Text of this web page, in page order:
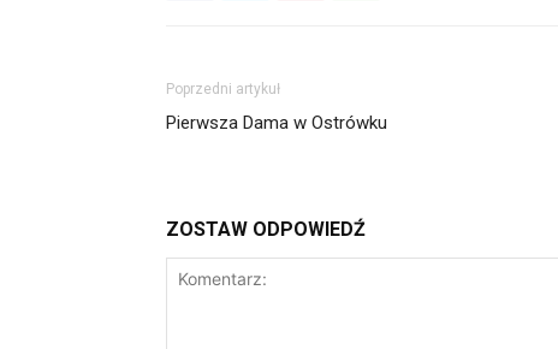
Poprzedni artykuł
Pierwsza Dama w Ostrówku
ZOSTAW ODPOWIEDŹ